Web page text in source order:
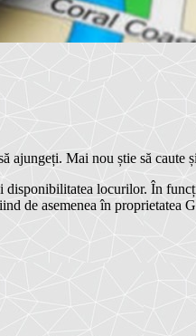
ajungeți. Mai nou știe să caute
disponibilitatea locurilor. În
de asemenea în proprietatea